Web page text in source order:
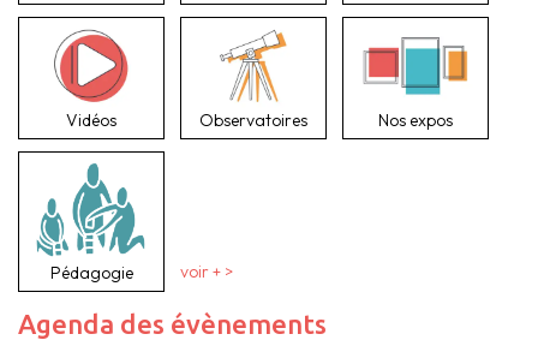
Vidéos Observatoires Nos expos
Pédagogie voir + >
Agenda des évènements